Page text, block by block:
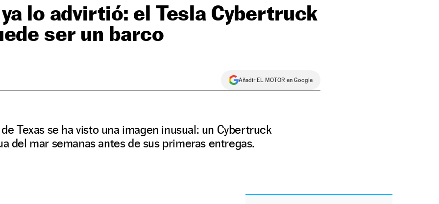
lo advirtió: el Tesla Cybertruck
ser un barco
Añadir EL MOTOR en Google
Texas se ha visto una imagen inusual: un Cybertruck
del mar semanas antes de sus primeras entregas.